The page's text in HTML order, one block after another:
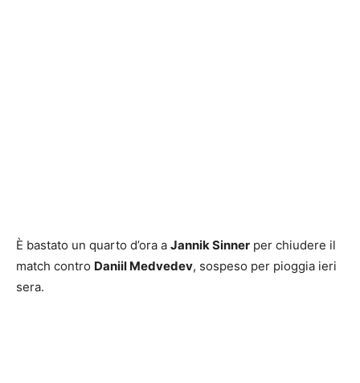
È bastato un quarto d’ora a Jannik Sinner per chiudere il
match contro Daniil Medvedev, sospeso per pioggia ieri
sera.